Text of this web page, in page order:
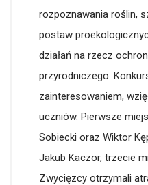
rozpoznawania roślin,
postaw
działań na rzecz
przyrodniczego.
zainteresowaniem,
uczniów. Pierwsze
Sobiecki oraz Wiktor
Jakub Kaczor, trzecie
Zwycięzcy otrzymali